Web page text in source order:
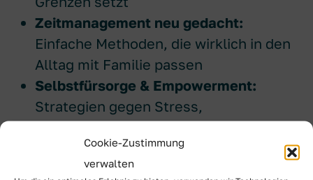
Cookie-Zustimmung
verwalten
Zeitmanagement neu gedacht:
Einfache Methoden, die wirklich in den
Alltag mit Familie passen
Selbstfürsorge & Empowerment:
Strategien gegen Stress,
Schuldgefühle und den Druck, perfekt
sein zu müssen